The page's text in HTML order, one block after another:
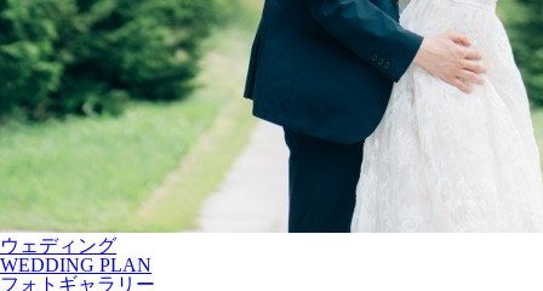
ウェディング
WEDDING PLAN
フォトギャラリー